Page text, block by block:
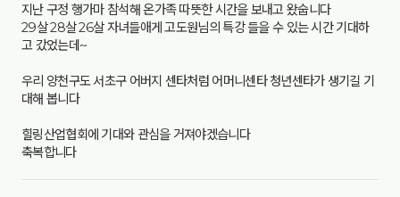
지난 구정 행가마 참석해 온가족 따뜻한 시간을 보내고 왔숩니다
29살 28살 26살 자녀들애게 고도원님의 특강 들을 수 있는 시간 기대하
고 갔었는데~
우리 양천구도 서초구 어버지 센타처럼 어머니센타 청년센타가 생기길 기
대해 봅니다
힐링산업협회에 기대와 관심을 거져야겠습니다
축복합니다